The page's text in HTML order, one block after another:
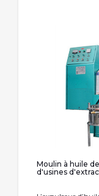
Moulin à huile
d'usines